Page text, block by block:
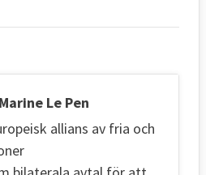
Le Pen
allians av fria och